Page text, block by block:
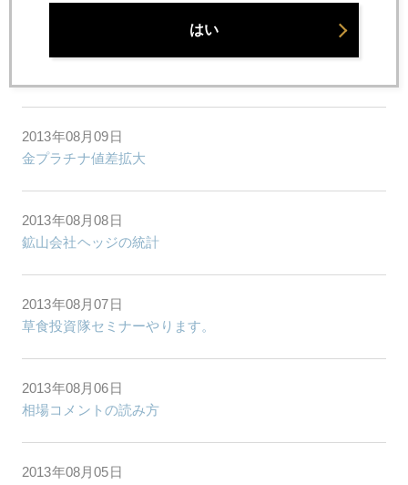
2013年08月09日
金プラチナ値差拡大
2013年08月08日
鉱山会社ヘッジの統計
2013年08月07日
草食投資隊セミナーやります。
2013年08月06日
相場コメントの読み方
2013年08月05日
はい